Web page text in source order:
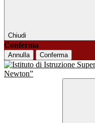
Chiudi
Conferma
Annulla Conferma